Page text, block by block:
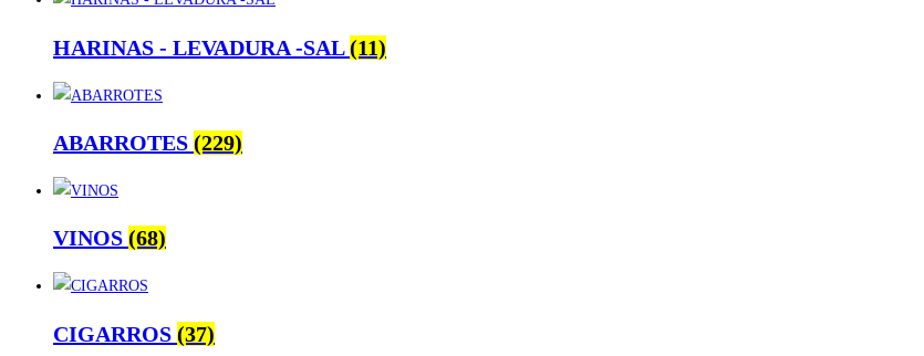
HARINAS - LEVADURA -SAL(11)
ABARROTES (229)
VINOS (68)
CIGARROS (37)